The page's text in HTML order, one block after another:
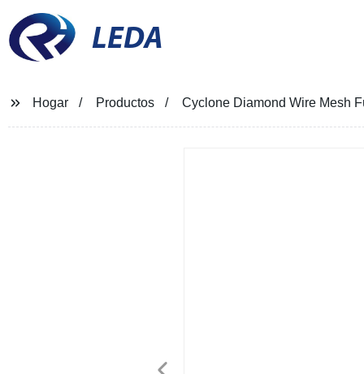
LEDA
Hogar Productos Cyclone Diamond Wire Mesh